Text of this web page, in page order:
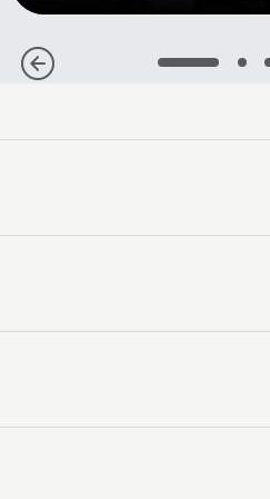
1 2